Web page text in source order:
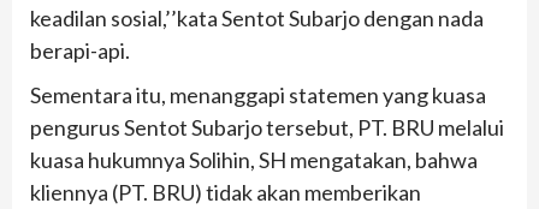
keadilan sosial,’’kata Sentot Subarjo dengan nada
berapi-api.
Sementara itu, menanggapi statemen yang kuasa
pengurus Sentot Subarjo tersebut, PT. BRU melalui
kuasa hukumnya Solihin, SH mengatakan, bahwa
kliennya (PT. BRU) tidak akan memberikan